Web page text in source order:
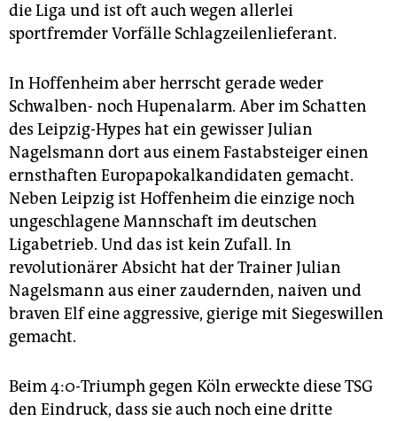
die Liga und ist oft auch wegen allerlei
sportfremder Vorfälle Schlagzeilenlieferant.
In Hoffenheim aber herrscht gerade weder
Schwalben- noch Hupenalarm. Aber im Schatten
des Leipzig-Hypes hat ein gewisser Julian
Nagelsmann dort aus einem Fastabsteiger einen
ernsthaften Europapokalkandidaten gemacht.
Neben Leipzig ist Hoffenheim die einzige noch
ungeschlagene Mannschaft im deutschen
Ligabetrieb. Und das ist kein Zufall. In
revolutionärer Absicht hat der Trainer Julian
Nagelsmann aus einer zaudernden, naiven und
braven Elf eine aggressive, gierige mit Siegeswillen
gemacht.
Beim 4:0-Triumph gegen Köln erweckte diese TSG
den Eindruck, dass sie auch noch eine dritte